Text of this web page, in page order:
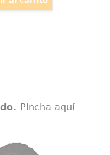
Pincha aquí
Vinyl
Lois Flying